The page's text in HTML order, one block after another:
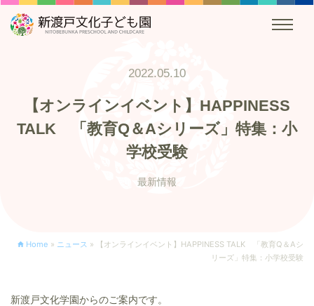
2022.05.10
【オンラインイベント】HAPPINESS
TALK 「教育Q＆Aシリーズ」特集：小
学校受験
最新情報
Home » ニュース »
【オンラインイベント】HAPPINESS TALK 「教育Q＆Aシ
リーズ」特集：小学校受験
新渡戸文化学園からのご案内です。